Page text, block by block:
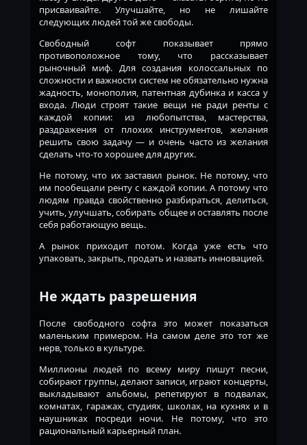
присваивайте. Улучшайте, но не лишайте
следующих людей той же свободы.
Свободный софт показывает прямо
противоположное тому, что рассказывает
рыночный миф. Для создания колоссальных по
сложности и важности систем не обязательно нужна
жадность, монополия, патентная дубинка и касса у
входа. Люди строят такие вещи не ради ренты с
каждой копии: из любопытства, мастерства,
раздражения от плохих инструментов, желания
решить свою задачу — и очень часто из желания
сделать что-то хорошее для других.
Не потому, что их заставил рынок. Не потому, что
им пообещали ренту с каждой копии. А потому что
людям правда свойственно разбираться, делиться,
учить, улучшать, собирать общее и оставлять после
себя работающую вещь.
А рынок приходит потом. Когда уже есть что
упаковать, закрыть, продать и назвать инновацией.
Не ждать разрешения
После свободного софта это может показаться
маленьким примером. На самом деле это тот же
нерв, только в культуре.
Миллионы людей по всему миру пишут песни,
собирают группы, делают записи, играют концерты,
выкладывают альбомы, репетируют в подвалах,
комнатах, гаражах, студиях, школах, на кухнях и в
наушниках посреди ночи. Не потому, что это
рациональный карьерный план.